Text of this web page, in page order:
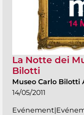
La Notte dei
Bilotti
Museo Carlo Bilotti
14/05/2011